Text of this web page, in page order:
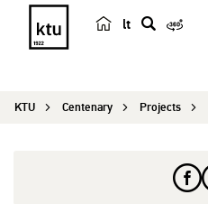
lt
KTU Centenary Projects